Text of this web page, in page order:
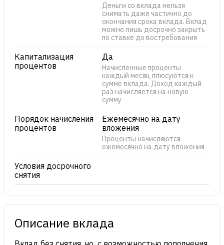
Деньги со вклада нельзя
снимать даже частично до
окончания срока вклада. Вклад
можно лишь досрочно закрыть
по ставке до востребования
Капитализация
процентов
Да
Начисленные проценты
каждый месяц плюсуются к
сумме вклада. Доход каждый
раз начисляется на новую
сумму
Порядок начисления
процентов
Ежемесячно на дату
вложения
Проценты начисляются
ежемесячно на дату вложения
Условия досрочного
снятия
Описание вклада